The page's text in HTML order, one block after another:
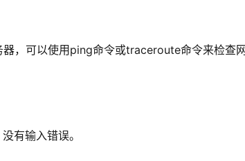
，可以使用ping命令或traceroute命令来检查
有输入错误。